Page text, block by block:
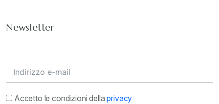
Newsletter
Accetto le condizioni dellaprivacy